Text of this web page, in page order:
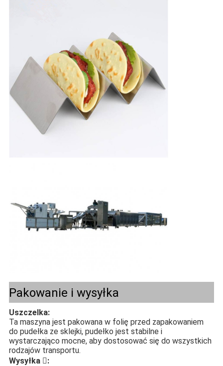
Pakowanie i wysyłka
Uszczelka:
Ta maszyna jest pakowana w folię przed zapakowaniem
do pudełka ze sklejki, pudełko jest stabilne i
wystarczająco mocne, aby dostosować się do wszystkich
rodzajów transportu.
Wysyłka :